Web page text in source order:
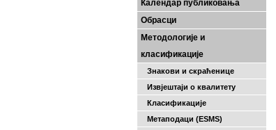
Календар публиковања
Обрасци
Методологије и
класификације
Знакови и скраћенице
Извјештаји о квалитету
Класификације
Метаподаци (ESMS)